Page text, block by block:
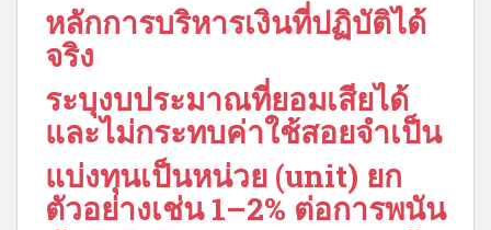
หลักการบริหารเงินที่ปฏิบัติได้
จริง
ระบุงบประมาณที่ยอมเสียได้
และไม่กระทบค่าใช้สอยจำเป็น
แบ่งทุนเป็นหน่วย (unit) ยก
ตัวอย่างเช่น 1–2% ต่อการพนัน